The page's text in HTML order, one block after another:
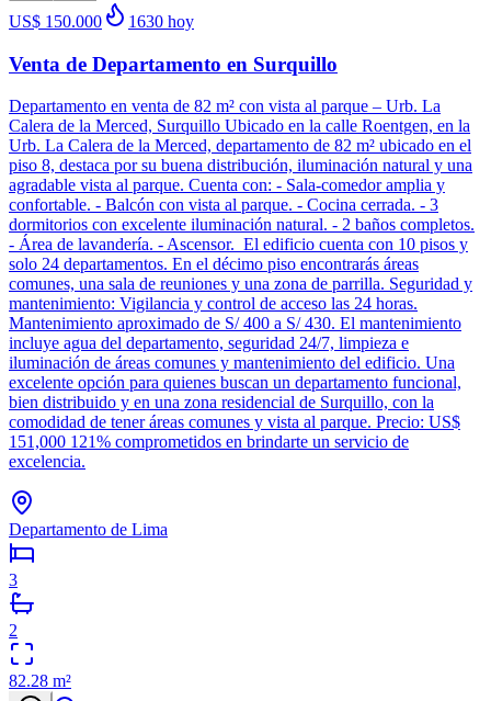
US$ 150.000 1630 hoy
Venta de Departamento en Surquillo
Departamento en venta de 82 m² con vista al parque – Urb. La
Calera de la Merced, Surquillo Ubicado en la calle Roentgen, en la
Urb. La Calera de la Merced, departamento de 82 m² ubicado en el
piso 8, destaca por su buena distribución, iluminación natural y una
agradable vista al parque. Cuenta con: - Sala-comedor amplia y
confortable. - Balcón con vista al parque. - Cocina cerrada. - 3
dormitorios con excelente iluminación natural. - 2 baños completos.
- Área de lavandería. - Ascensor. El edificio cuenta con 10 pisos y
solo 24 departamentos. En el décimo piso encontrarás áreas
comunes, una sala de reuniones y una zona de parrilla. Seguridad y
mantenimiento: Vigilancia y control de acceso las 24 horas.
Mantenimiento aproximado de S/ 400 a S/ 430. El mantenimiento
incluye agua del departamento, seguridad 24/7, limpieza e
iluminación de áreas comunes y mantenimiento del edificio. Una
excelente opción para quienes buscan un departamento funcional,
bien distribuido y en una zona residencial de Surquillo, con la
comodidad de tener áreas comunes y vista al parque. Precio: US$
151,000 121% comprometidos en brindarte un servicio de
excelencia.
Departamento de Lima
3
2
82.28 m²